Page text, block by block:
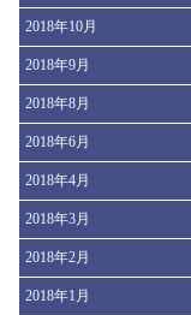
2018年10月
2018年9月
2018年8月
2018年6月
2018年4月
2018年3月
2018年2月
2018年1月